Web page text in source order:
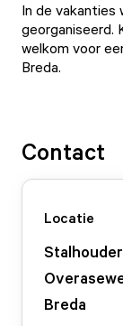
In de vakanties
georganiseerd.
welkom voor
Breda.
Contact
Locatie
Breda